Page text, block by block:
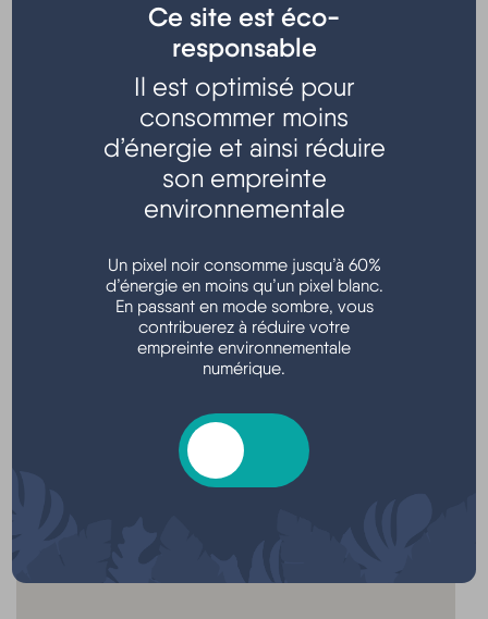
organisé par l' Opéra National de
Bordeaux et en direct de l'Opéra
Au programme :
La cinquième symphonie de Gustav Malher
célèbre adagietto)
grands choeurs d'Aïda
Cinéma Lou Hapchot - Hourtin bourg
Cinéma Lou Hapchot, Rue de Lachanau,
Hourtin, France
Ce site est éco-
responsable
Il est optimisé pour
consommer moins
d’énergie et ainsi réduire
son empreinte
environnementale
Un pixel noir consomme jusqu’à 60%
d’énergie en moins qu’un pixel blanc.
En passant en mode sombre, vous
contribuerez à réduire votre
empreinte environnementale
numérique.